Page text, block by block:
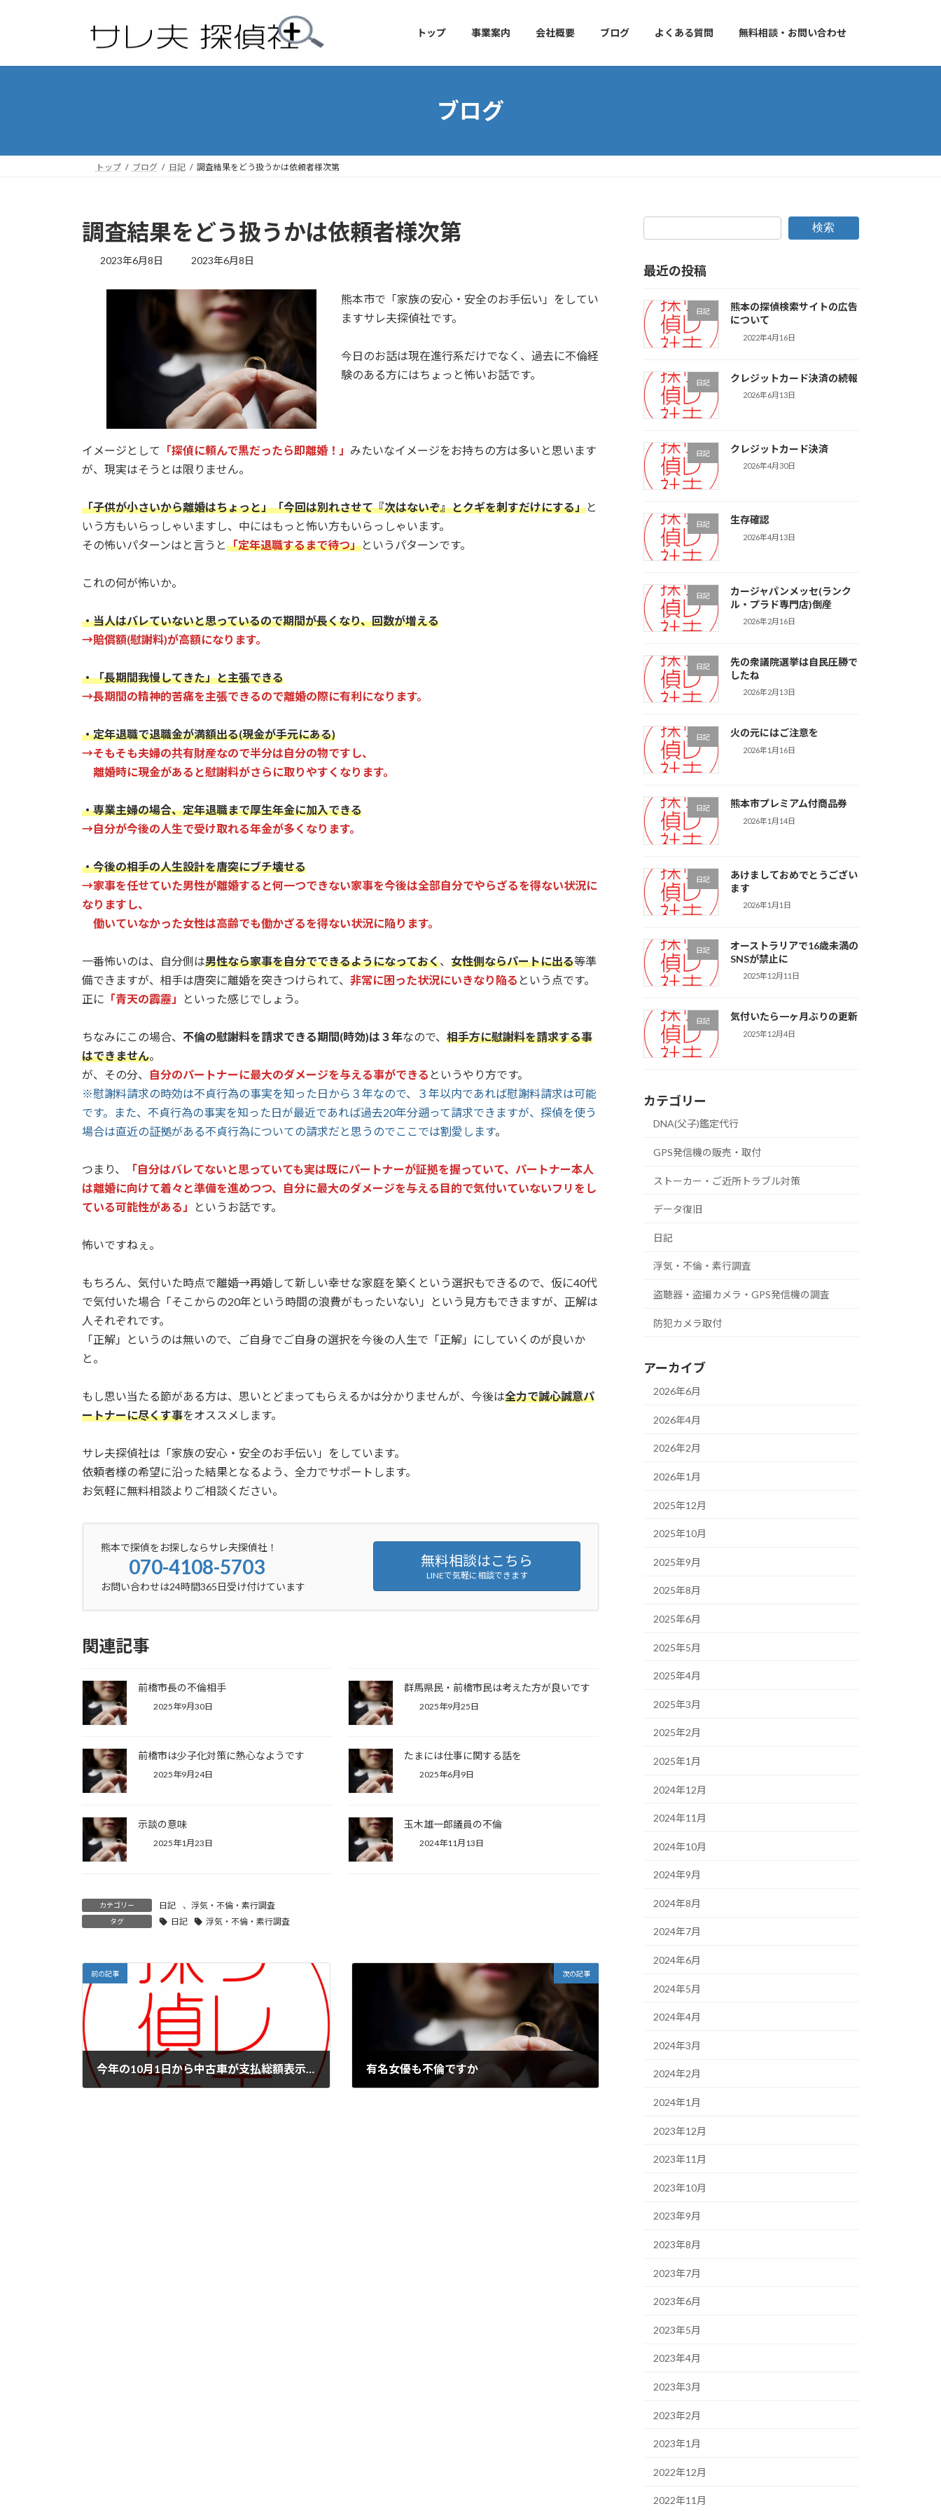
プ
動
トップ 事業案内 会社概要 ブログ よくある質問 無料相談・お問い合わせ
ブログ
トップ ブログ 日記 調査結果をどう扱うかは依頼者様次第
調査結果をどう扱うかは依頼者様次第
2023年6月8日
最
更
日
時
2023年6月8日
熊本市で「家族の安心・安全のお手伝い」をしてい
ますサレ夫探偵社です。
今日のお話は現在進行系だけでなく、過去に不倫経
験のある方にはちょっと怖いお話です。
イメージとして 「探偵に頼んで黒だったら即離婚！」 みたいなイメージをお持ちの方は多いと思います
が、現実はそうとは限りません。
「子供が小さいから離婚はちょっと」「今回は別れさせて『次はないぞ』とクギを刺すだけにする」と
いう方もいらっしゃいますし、中にはもっと怖い方もいらっしゃいます。
その怖いパターンはと言うと「定年退職するまで待つ」というパターンです。
これの何が怖いか。
・当人はバレていないと思っているので期間が長くなり、回数が増える
→賠償額(慰謝料)が高額になります。
・「長期間我慢してきた」と主張できる
→長期間の精神的苦痛を主張できるので離婚の際に有利になります。
・定年退職で退職金が満額出る(現金が手元にある)
→そもそも夫婦の共有財産なので半分は自分の物ですし、
離婚時に現金があると慰謝料がさらに取りやすくなります。
・専業主婦の場合、定年退職まで厚生年金に加入できる
→自分が今後の人生で受け取れる年金が多くなります。
・今後の相手の人生設計を唐突にブチ壊せる
→家事を任せていた男性が離婚すると何一つできない家事を今後は全部自分でやらざるを得ない状況に
なりますし、
働いていなかった女性は高齢でも働かざるを得ない状況に陥ります。
一番怖いのは、自分側は男性なら家事を自分でできるようになっておく、 女性側ならパートに出る等準
備できますが、相手は唐突に離婚を突きつけられて、 非常に困った状況にいきなり陥る という点です。
正に 「青天の霹靂」 といった感じでしょう。
ちなみにこの場合、 不倫の慰謝料を請求できる期間(時効)は３年なので、 相手方に慰謝料を請求する事
はできません。
が、その分、
自分のパートナーに最大のダメージを与える事ができる というやり方です。
※慰謝料請求の時効は不貞行為の事実を知った日から３年なので、３年以内であれば慰謝料請求は可能
です。また、不貞行為の事実を知った日が最近であれば過去20年分遡って請求できますが、探偵を使う
場合は直近の証拠がある不貞行為についての請求だと思うのでここでは割愛します。
つまり、
「自分はバレてないと思っていても実は既にパートナーが証拠を握っていて、パートナー本人
は離婚に向けて着々と準備を進めつつ、自分に最大のダメージを与える目的で気付いていないフリをし
ている可能性がある」
というお話です。
怖いですねぇ。
もちろん、気付いた時点で離婚→再婚して新しい幸せな家庭を築くという選択もできるので、仮に40代
で気付いた場合「そこからの20年という時間の浪費がもったいない」という見方もできますが、正解は
人それぞれです。
「正解」というのは無いので、ご自身でご自身の選択を今後の人生で「正解」にしていくのが良いか
と。
もし思い当たる節がある方は、思いとどまってもらえるかは分かりませんが、今後は全力で誠心誠意パ
ートナーに尽くす事をオススメします。
サレ夫探偵社は「家族の安心・安全のお手伝い」をしています。
依頼者様の希望に沿った結果となるよう、全力でサポートします。
お気軽に無料相談よりご相談ください。
熊本で探偵をお探しならサレ夫探偵社！
070-4108-5703
お問い合わせは24時間365日受け付けています
無料相談はこちら
LINEで気軽に相談できます
関連記事
前橋市長の不倫相手
2025年9月30日
群馬県民・前橋市民は考えた方が良いです
2025年9月25日
前橋市は少子化対策に熱心なようです
2025年9月24日
たまには仕事に関する話を
2025年6月9日
示談の意味
2025年1月23日
玉木雄一郎議員の不倫
2024年11月13日
カテゴリー 日記 、 浮気・不倫・素行調査
タグ 日記 浮気・不倫・素行調査
前の記事
今年の10月1日から中古車が支払総額表示に
次の記事
有名女優も不倫ですか
検索
最近の投稿
日記
熊本の探偵検索サイトの広告
について
2022年4月16日
日記 クレジットカード決済の続報
2026年6月13日
日記 クレジットカード決済
2026年4月30日
日記 生存確認
2026年4月13日
日記
カージャパンメッセ(ランク
ル・プラド専門店)倒産
2026年2月16日
日記
先の衆議院選挙は自民圧勝で
したね
2026年2月13日
日記 火の元にはご注意を
2026年1月16日
日記 熊本市プレミアム付商品券
2026年1月14日
日記
あけましておめでとうござい
ます
2026年1月1日
日記
オーストラリアで16歳未満の
SNSが禁止に
2025年12月11日
日記 気付いたら一ヶ月ぶりの更新
2025年12月4日
カテゴリー
DNA(父子)鑑定代行
GPS発信機の販売・取付
ストーカー・ご近所トラブル対策
データ復旧
日記
浮気・不倫・素行調査
盗聴器・盗撮カメラ・GPS発信機の調査
防犯カメラ取付
アーカイブ
2026年6月
2026年4月
2026年2月
2026年1月
2025年12月
2025年10月
2025年9月
2025年8月
2025年6月
2025年5月
2025年4月
2025年3月
2025年2月
2025年1月
2024年12月
2024年11月
2024年10月
2024年9月
2024年8月
2024年7月
2024年6月
2024年5月
2024年4月
2024年3月
2024年2月
2024年1月
2023年12月
2023年11月
2023年10月
2023年9月
2023年8月
2023年7月
2023年6月
2023年5月
2023年4月
2023年3月
2023年2月
2023年1月
2022年12月
2022年11月